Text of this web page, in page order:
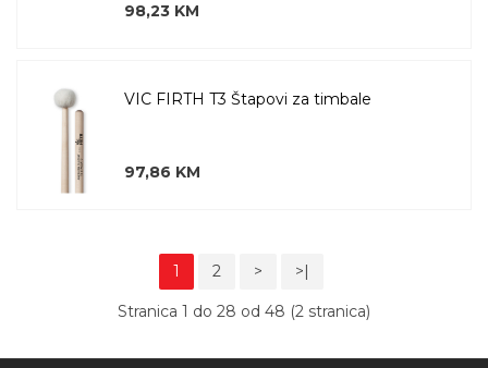
98,23 KM
VIC FIRTH T3 Štapovi za timbale
97,86 KM
1 2 > >|
Stranica 1 do 28 od 48 (2 stranica)